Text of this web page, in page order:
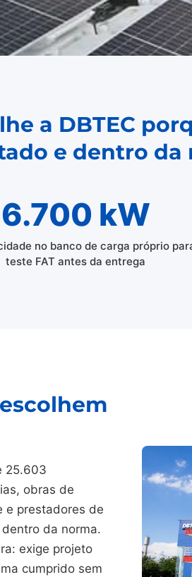
a DBTEC
e dentro da
6.700 kW
no banco de carga próprio
teste FAT antes da entrega
25.603
obras de
e prestadores de
da norma.
exige projeto
cumprido sem